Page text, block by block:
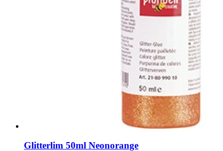
Glitterlim 50ml Neonorange